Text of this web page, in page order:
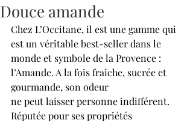
Douce amande
Chez L’Occitane, il est une gamme qui
est un véritable best-seller dans le
monde et symbole de la Provence :
l’Amande. A la fois fraîche, sucrée et
gourmande, son odeur
ne peut laisser personne indifférent.
Réputée pour ses propriétés